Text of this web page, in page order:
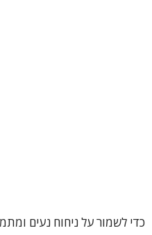
כדי לשמור על ניחוח נעים